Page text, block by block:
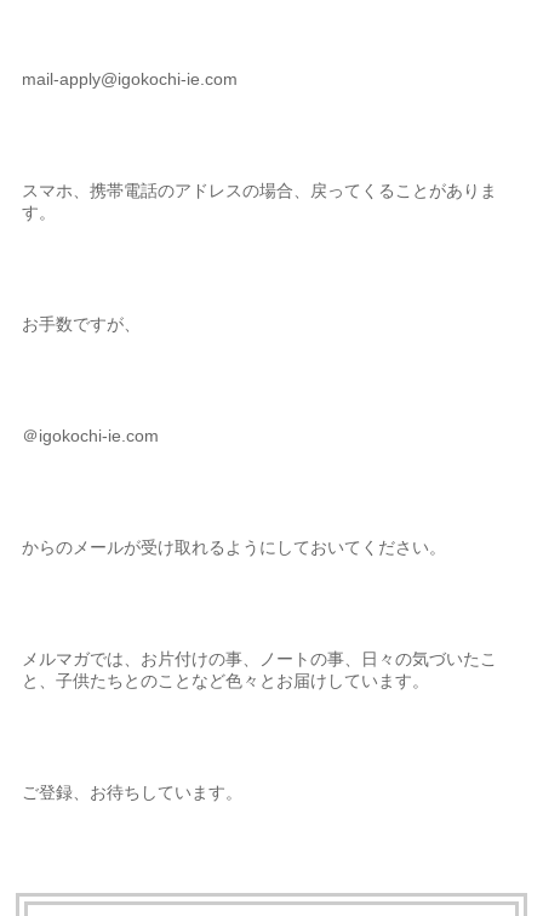
mail-apply@igokochi-ie.com
スマホ、携帯電話のアドレスの場合、戻ってくることがありま
す。
お手数ですが、
＠igokochi-ie.com
からのメールが受け取れるようにしておいてください。
メルマガでは、お片付けの事、ノートの事、日々の気づいたこ
と、子供たちとのことなど色々とお届けしています。
ご登録、お待ちしています。